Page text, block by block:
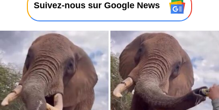
0
3
/
0
9
2
0
2
5
à
1
Suivez-nous sur Google News